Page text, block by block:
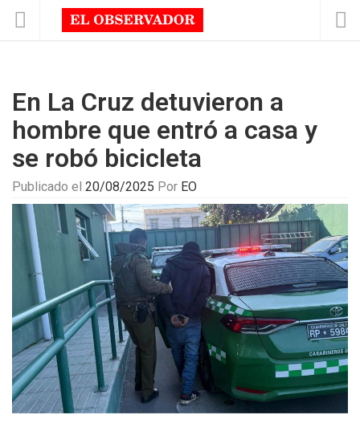
En La Cruz detuvieron a
hombre que entró a casa y
se robó bicicleta
Publicado el 20/08/2025 Por EO